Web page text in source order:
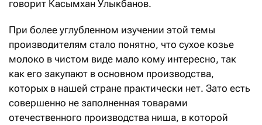
говорит Касымхан Улыкбанов.
При более углубленном изучении этой темы
производителям стало понятно, что сухое козье
молоко в чистом виде мало кому интересно, так
как его закупают в основном производства,
которых в нашей стране практически нет. Зато есть
совершенно не заполненная товарами
отечественного производства ниша, в которой